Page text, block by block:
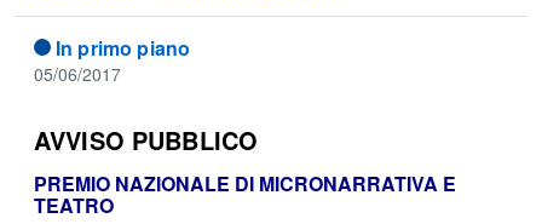
In primo piano
05/06/2017
AVVISO PUBBLICO
PREMIO NAZIONALE DI MICRONARRATIVA E
TEATRO